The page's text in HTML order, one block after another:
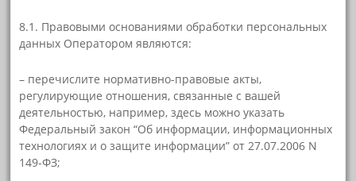
8.1. Правовыми основаниями обработки персональных
данных Оператором являются:
– перечислите нормативно-правовые акты,
регулирующие отношения, связанные с вашей
деятельностью, например, здесь можно указать
Федеральный закон “Об информации, информационных
технологиях и о защите информации” от 27.07.2006 N
149-ФЗ;